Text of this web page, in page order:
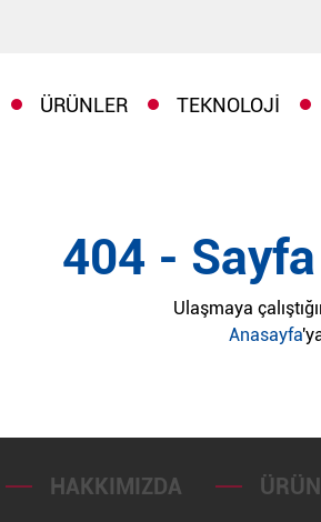
ÜRÜNLER TEKNOLOJI
404 -
Ulaşmaya
Anasayfa
HAKKIMIZDA